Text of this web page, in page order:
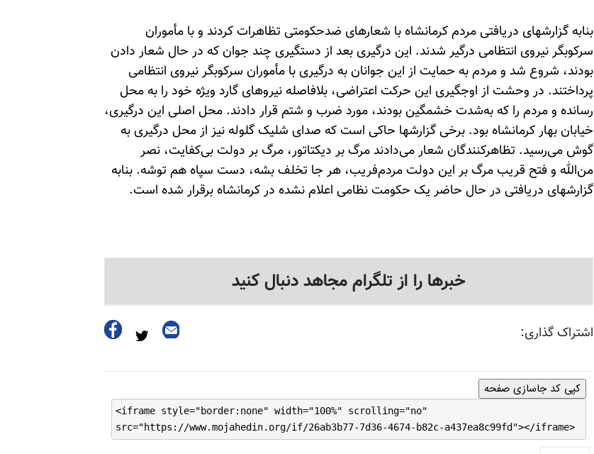
بنا‌به گزارشهای دریافتی مردم کرمانشاه با شعارهای ضدحکومتی تظاهرات کردند و با مأموران
سرکوبگر نیروی انتظامی درگیر شدند. این درگیری بعد از دستگیری چند جوان که در حال شعار دادن
بودند، شروع شد و مردم به حمایت از این جوانان به درگیری با مأموران سرکوبگر نیروی انتظامی
پرداختند. در وحشت از اوجگیری این حرکت اعتراضی، بلافاصله نیروهای گارد ویژه خود را به محل
رسانده و مردم را که به‌شدت خشمگین بودند، مورد ضرب و شتم قرار دادند. محل اصلی این درگیری،
خیابان بهار کرمانشاه بود. برخی گزارشها حاکی است که صدای شلیک گلوله نیز از محل درگیری به
گوش می‌رسید. تظاهرکنندگان شعار می‌دادند مرگ بر دیکتاتور، مرگ بر دولت بی‌کفایت، نصر
من‌الله و فتح قریب مرگ بر این دولت مردم‌فریب، هر جا تخلف بشه، دست سپاه هم توشه. بنا‌به
گزارشهای دریافتی در حال حاضر یک حکومت نظامی اعلام نشده در کرمانشاه برقرار شده است.
خبرها را از تلگرام مجاهد دنبال کنید
اشتراک گذاری:
کپی کد جاسازی صفحه
<iframe style="border:none" width="100%" scrolling="no"
src="https://www.mojahedin.org/if/26ab3b77-7d36-4674-b82c-a437ea8c99fd"></iframe>